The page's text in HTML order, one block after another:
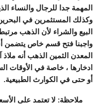
المهمة جدا للرجال والنساء
وكذلك المستثمرين في
البيع والشراء لأن الذهب
واجبنا فتح قسم خاص يتضمن
المعدن الثمين الذهب أنه ملاذ
ادخارها ، خاصة في الأوقات
أو حتى في الكوارث الطبيعية.
ملاحظة: لا تعتمد على